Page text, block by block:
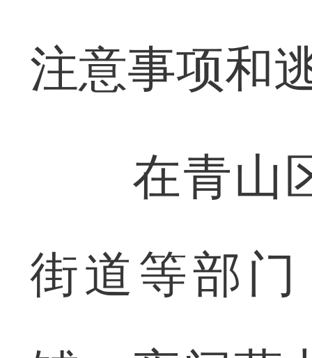
注意事项和
在青山区
街道等部